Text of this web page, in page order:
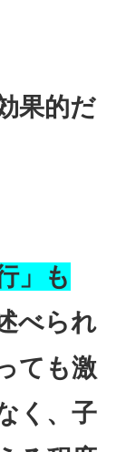
果的だ
」も
べられ
ても激
く、子